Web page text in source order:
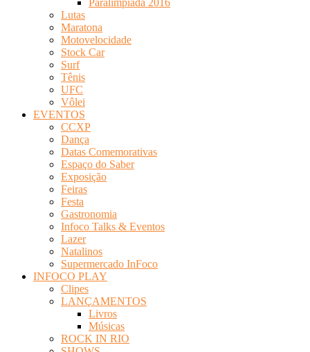
Paralimpíada 2016
Lutas
Maratona
Motovelocidade
Stock Car
Surf
Tênis
UFC
Vôlei
EVENTOS
CCXP
Dança
Datas Comemorativas
Espaço do Saber
Exposição
Feiras
Festa
Gastronomia
Infoco Talks & Eventos
Lazer
Natalinos
Supermercado InFoco
INFOCO PLAY
Clipes
LANÇAMENTOS
Livros
Músicas
ROCK IN RIO